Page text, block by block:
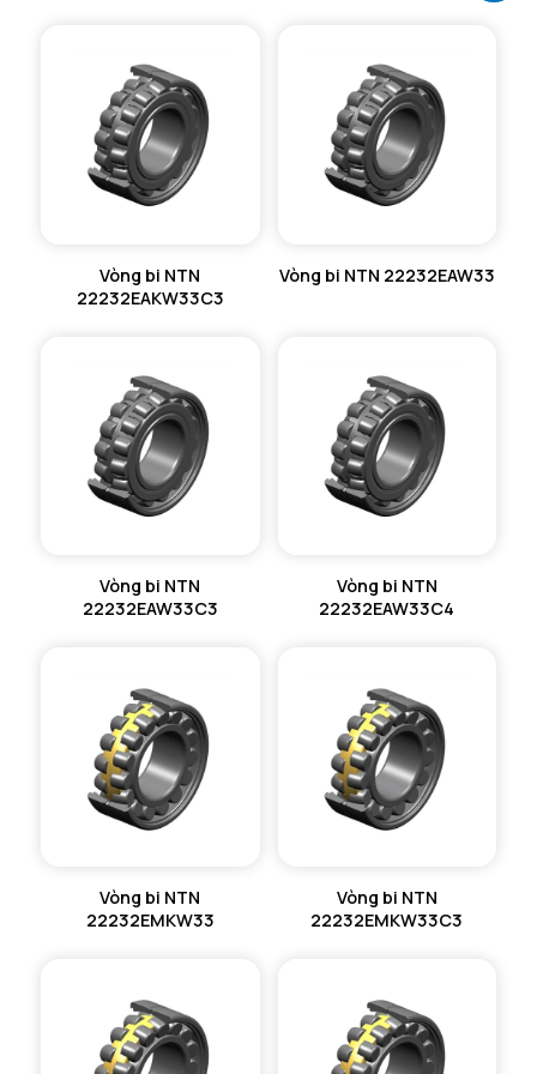
Vòng bi NTN
22232EAKW33C3
Vòng bi NTN 22232EAW33
Vòng bi NTN
22232EAW33C3
Vòng bi NTN
22232EAW33C4
Vòng bi NTN
22232EMKW33
Vòng bi NTN
22232EMKW33C3